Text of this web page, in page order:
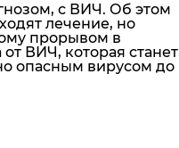
с ВИЧ. Об этом
лечение, но
прорывом в
ВИЧ, которая станет
опасным вирусом до